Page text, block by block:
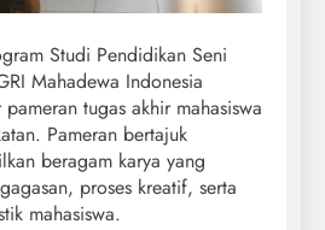
Studi Pendidikan Seni
Mahadewa Indonesia
tugas akhir mahasiswa
Pameran bertajuk
beragam karya yang
proses kreatif, serta
mahasiswa.